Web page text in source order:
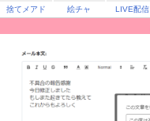
捨てメアド 絵チャ LIVE配信